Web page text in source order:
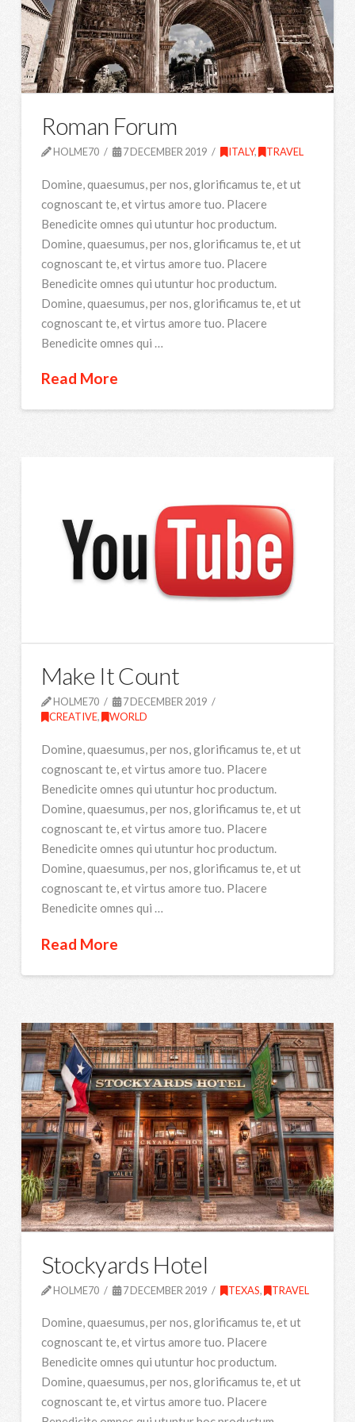
Roman Forum
HOLME70 7 DECEMBER 2019 ITALY, TRAVEL
Domine, quaesumus, per nos, glorificamus te, et ut
cognoscant te, et virtus amore tuo. Placere
Benedicite omnes qui utuntur hoc productum.
Domine, quaesumus, per nos, glorificamus te, et ut
cognoscant te, et virtus amore tuo. Placere
Benedicite omnes qui utuntur hoc productum.
Domine, quaesumus, per nos, glorificamus te, et ut
cognoscant te, et virtus amore tuo. Placere
Benedicite omnes qui …
Read More
Make It Count
HOLME70
7 DECEMBER 2019
CREATIVE, WORLD
Domine, quaesumus, per nos, glorificamus te, et ut
cognoscant te, et virtus amore tuo. Placere
Benedicite omnes qui utuntur hoc productum.
Domine, quaesumus, per nos, glorificamus te, et ut
cognoscant te, et virtus amore tuo. Placere
Benedicite omnes qui utuntur hoc productum.
Domine, quaesumus, per nos, glorificamus te, et ut
cognoscant te, et virtus amore tuo. Placere
Benedicite omnes qui …
Read More
Stockyards Hotel
HOLME70 7 DECEMBER 2019 TEXAS, TRAVEL
Domine, quaesumus, per nos, glorificamus te, et ut
cognoscant te, et virtus amore tuo. Placere
Benedicite omnes qui utuntur hoc productum.
Domine, quaesumus, per nos, glorificamus te, et ut
cognoscant te, et virtus amore tuo. Placere